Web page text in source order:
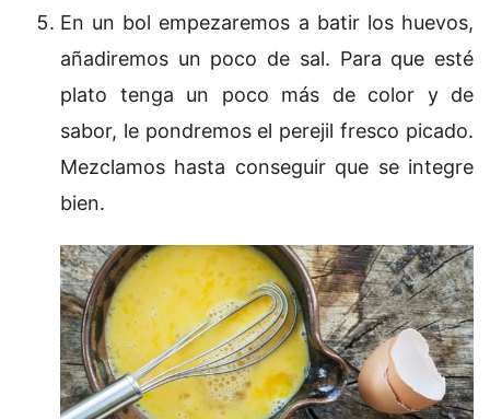
En un bol empezaremos a batir los huevos,
añadiremos un poco de sal. Para que esté
plato tenga un poco más de color y de
sabor, le pondremos el perejil fresco picado.
Mezclamos hasta conseguir que se integre
bien.